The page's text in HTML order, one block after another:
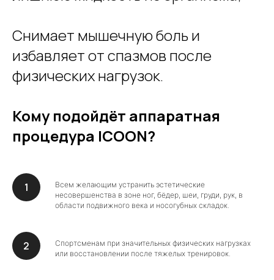
Снимает мышечную боль и
избавляет от спазмов после
физических нагрузок.
Кому подойдёт аппаратная
процедура ICOON?
Всем желающим устранить эстетические
несовершенства в зоне ног, бёдер, шеи, груди, рук, в
области подвижного века и носогубных складок.
Спортсменам при значительных физических нагрузках
или восстановлении после тяжелых тренировок.